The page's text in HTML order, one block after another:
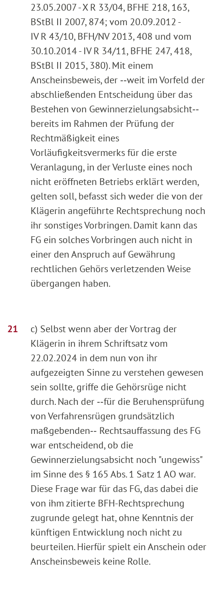
23.05.2007 - X R 33/04, BFHE 218, 163,
BStBl II 2007, 874; vom 20.09.2012 -
IV R 43/10, BFH/NV 2013, 408 und vom
30.10.2014 - IV R 34/11, BFHE 247, 418,
BStBl II 2015, 380). Mit einem
Anscheinsbeweis, der ‑‑weit im Vorfeld der
abschließenden Entscheidung über das
Bestehen von Gewinnerzielungsabsicht‑‑
bereits im Rahmen der Prüfung der
Rechtmäßigkeit eines
Vorläufigkeitsvermerks für die erste
Veranlagung, in der Verluste eines noch
nicht eröffneten Betriebs erklärt werden,
gelten soll, befasst sich weder die von der
Klägerin angeführte Rechtsprechung noch
ihr sonstiges Vorbringen. Damit kann das
FG ein solches Vorbringen auch nicht in
einer den Anspruch auf Gewährung
rechtlichen Gehörs verletzenden Weise
übergangen haben.
c) Selbst wenn aber der Vortrag der
Klägerin in ihrem Schriftsatz vom
22.02.2024 in dem nun von ihr
aufgezeigten Sinne zu verstehen gewesen
sein sollte, griffe die Gehörsrüge nicht
durch. Nach der ‑‑für die Beruhensprüfung
von Verfahrensrügen grundsätzlich
maßgebenden‑‑ Rechtsauffassung des FG
war entscheidend, ob die
Gewinnerzielungsabsicht noch "ungewiss"
im Sinne des § 165 Abs. 1 Satz 1 AO war.
Diese Frage war für das FG, das dabei die
von ihm zitierte BFH-Rechtsprechung
zugrunde gelegt hat, ohne Kenntnis der
künftigen Entwicklung noch nicht zu
beurteilen. Hierfür spielt ein Anschein oder
Anscheinsbeweis keine Rolle.